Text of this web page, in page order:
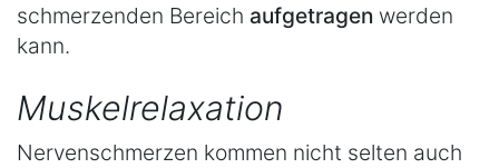
schmerzenden Bereich aufgetragen werden
kann.
Muskelrelaxation
Nervenschmerzen kommen nicht selten auch